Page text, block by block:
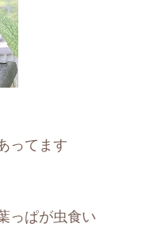
ってます
っぱが虫食い